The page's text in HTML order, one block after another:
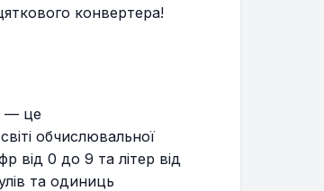
конвертера!
— це
обчислювальної
від 0 до 9 та літер від
та одиниць